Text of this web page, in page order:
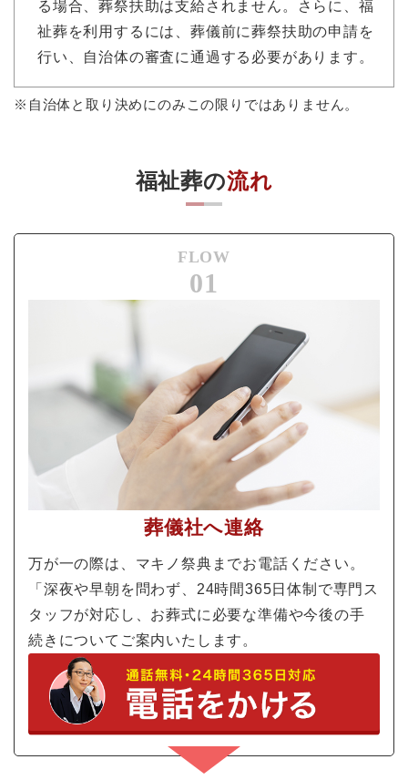
る場合、葬祭扶助は支給されません。さらに、福
祉葬を利用するには、葬儀前に葬祭扶助の申請を
行い、自治体の審査に通過する必要があります。
※自治体と取り決めにのみこの限りではありません。
福祉葬の流れ
FLOW
01
葬儀社へ連絡
万が一の際は、マキノ祭典までお電話ください。
「深夜や早朝を問わず、24時間365日体制で専門ス
タッフが対応し、お葬式に必要な準備や今後の手
続きについてご案内いたします。